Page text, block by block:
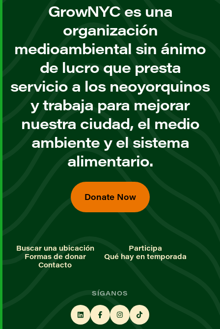
GrowNYC es una
organización
medioambiental sin ánimo
de lucro que presta
servicio a los neoyorquinos
y trabaja para mejorar
nuestra ciudad, el medio
ambiente y el sistema
alimentario.
Donate Now
Buscar una ubicación
Participa
Formas de donar
Qué hay en temporada
Contacto
SÍGANOS